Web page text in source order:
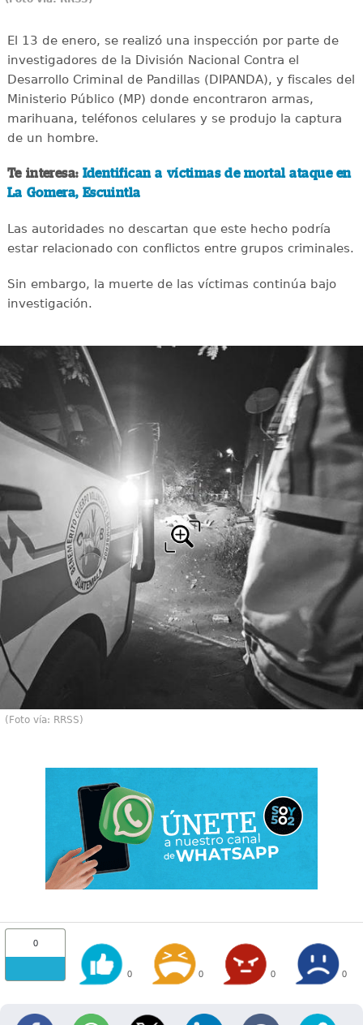
El 13 de enero, se realizó una inspección por parte de
investigadores de la División Nacional Contra el
Desarrollo Criminal de Pandillas (DIPANDA), y fiscales del
Ministerio Público (MP) donde encontraron armas,
marihuana, teléfonos celulares y se produjo la captura
de un hombre.
Te interesa: Identifican a víctimas de mortal ataque en
La Gomera, Escuintla
Las autoridades no descartan que este hecho podría
estar relacionado con conflictos entre grupos criminales.
Sin embargo, la muerte de las víctimas continúa bajo
investigación.
(Foto vía: RRSS)
0
0 0 0 0